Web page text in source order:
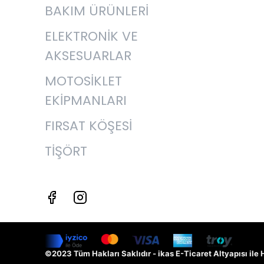
BAKIM ÜRÜNLERİ
ELEKTRONİK VE
AKSESUARLAR
MOTOSİKLET
EKİPMANLARI
FIRSAT KÖŞESİ
TİŞÖRT
©2023 Tüm Hakları Saklıdır - ikas E-TicaretAltyapısı ile